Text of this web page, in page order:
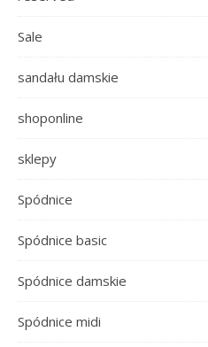
Sale
sandału damskie
shoponline
sklepy
Spódnice
Spódnice basic
Spódnice damskie
Spódnice midi